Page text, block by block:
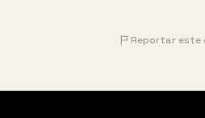
2.Explorar la luz como
Reportar este